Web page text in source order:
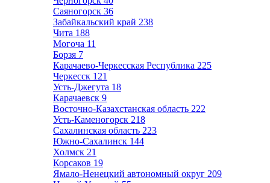
Саяногорск 36
Забайкальский край 238
Чита 188
Могоча 11
Борзя 7
Карачаево-Черкесская Республика 225
Черкесск 121
Усть-Джегута 18
Карачаевск 9
Восточно-Казахстанская область 222
Усть-Каменогорск 218
Сахалинская область 223
Южно-Сахалинск 144
Холмск 21
Корсаков 19
Ямало-Ненецкий автономный округ 209